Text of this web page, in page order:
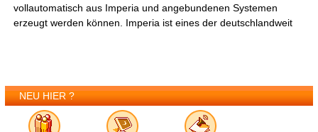
vollautomatisch aus Imperia und angebundenen Systemen
erzeugt werden können. Imperia ist eines der deutschlandweit
NEU HIER ?